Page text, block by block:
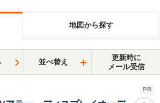
地図から探す
並べ替え
更新時に
メール受信
PR